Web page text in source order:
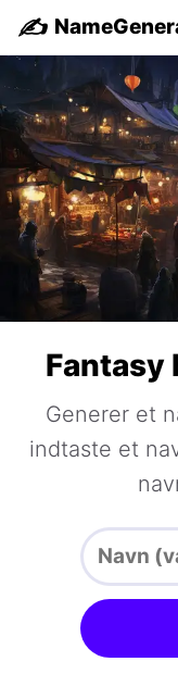
✍️
Fantasy
Generer et
indtaste et